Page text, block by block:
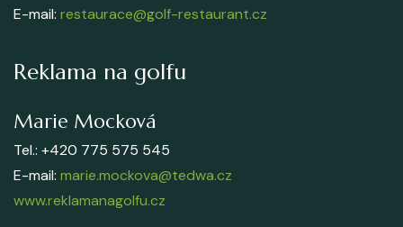
E-mail: restaurace@golf-restaurant.cz
Reklama na golfu
Marie Mocková
Tel.: +420 775 575 545
E-mail: marie.mockova@tedwa.cz
www.reklamanagolfu.cz